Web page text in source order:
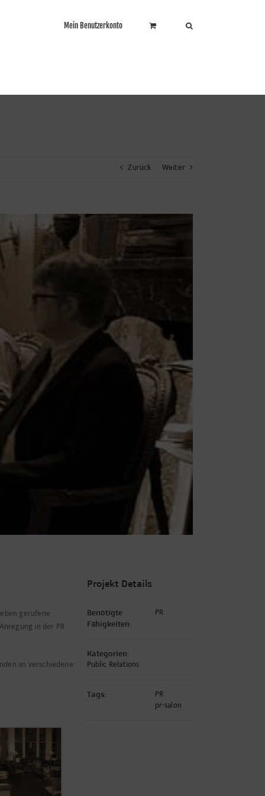
Mein Benutzerkonto
Zurück Weiter
gerufene
in der PR
an verschiedene
Projekt Details
Benötigte
Fähigkeiten:
PR
Kategorien:
Public Relations
Tags:
PR
pr-salon